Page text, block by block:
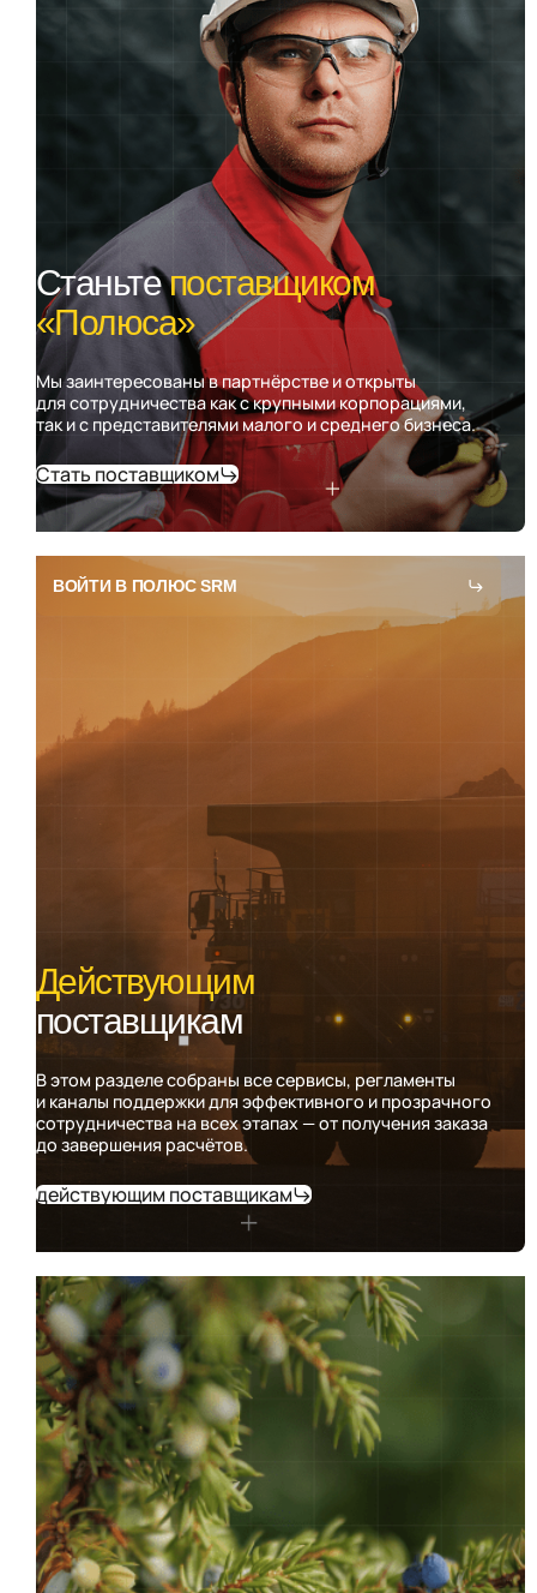
Станьтепоставщиком
«Полюса»
Мы заинтересованы в партнёрстве и открыты
для сотрудничества как с крупными корпорациями,
так и с представителями малого и среднего бизнеса.
Стать поставщиком
Действующим
поставщикам
В этом разделе собраны все сервисы, регламенты
и каналы поддержки для эффективного и прозрачного
сотрудничества на всех этапах — от получения заказа
до завершения расчётов.
действующим поставщикам
ВОЙТИ В ПОЛЮС SRM